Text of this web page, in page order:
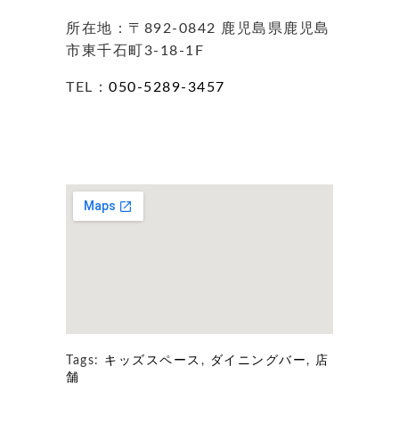
所在地：〒892-0842 鹿児島県鹿児島
市東千石町3-18-1F
TEL： 050-5289-3457
Tags: キッズスペース , ダイニングバー , 店
舗